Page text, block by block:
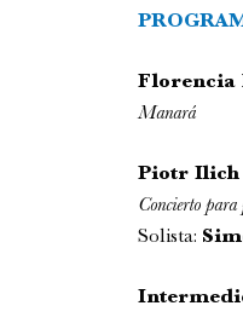
Florencia
Manará
Piotr Ilich
Concierto
Solista: